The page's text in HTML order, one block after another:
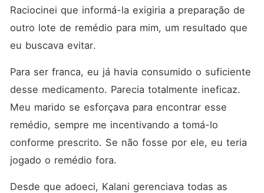
Raciocinei que informá-la exigiria a preparação de
outro lote de remédio para mim, um resultado que
eu buscava evitar.
Para ser franca, eu já havia consumido o suficiente
desse medicamento. Parecia totalmente ineficaz.
Meu marido se esforçava para encontrar esse
remédio, sempre me incentivando a tomá-lo
conforme prescrito. Se não fosse por ele, eu teria
jogado o remédio fora.
Desde que adoeci, Kalani gerenciava todas as